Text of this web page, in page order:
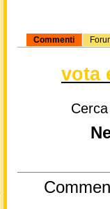
Commenti
vota